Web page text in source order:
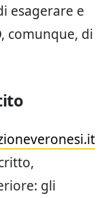
esagerare e
comunque, di
gli